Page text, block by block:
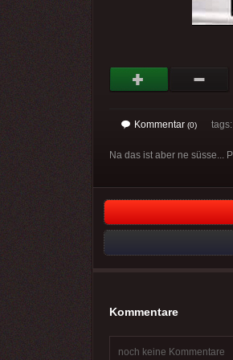
Kommentar (0)
Na das ist aber ne süsse...
Kommentare
noch keine Kommentare